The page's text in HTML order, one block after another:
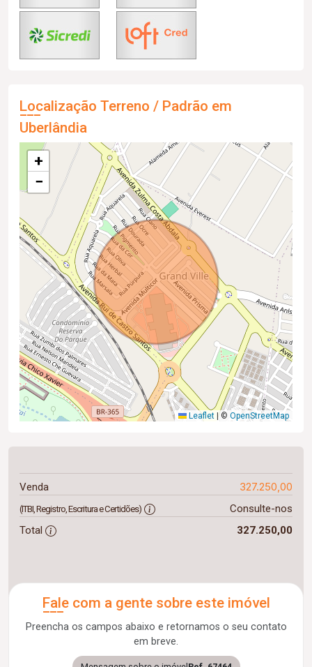
Localização Terreno / Padrão em
Uberlândia
+
−
Leaflet |© OpenStreetMap
Venda 327.250,00
(ITBI, Registro, Escritura e Certidões)
Consulte-nos
Total
327.250,00
Fale com a gente sobre este imóvel
Preencha os campos abaixo e retornamos o seu contato
em breve.